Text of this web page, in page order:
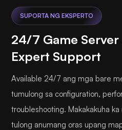
SUPORTA NG EKSPERTO
24/7 Game Server
Expert Support
Available 24/7 ang mga bare
tumulong sa configuration,
troubleshooting. Makakakuha
tulong anumang oras upang